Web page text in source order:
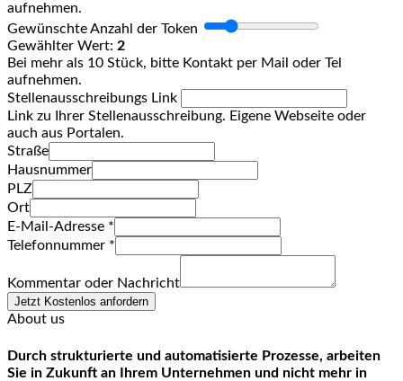
aufnehmen.
Gewünschte Anzahl der Token
Gewählter Wert: 2
Bei mehr als 10 Stück, bitte Kontakt per Mail oder Tel
aufnehmen.
Stellenausschreibungs Link
Link zu Ihrer Stellenausschreibung. Eigene Webseite oder
auch aus Portalen.
Straße
Hausnummer
PLZ
Ort
E-Mail-Adresse *
Telefonnummer *
Kommentar oder Nachricht
Jetzt Kostenlos anfordern
About us
Durch strukturierte und automatisierte Prozesse, arbeiten
Sie in Zukunft an Ihrem Unternehmen und nicht mehr in